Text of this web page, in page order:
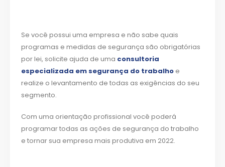
Se você possui uma empresa e não sabe quais
programas e medidas de segurança são obrigatórias
por lei, solicite ajuda de uma consultoria
especializada em segurança do trabalho e
realize o levantamento de todas as exigências do seu
segmento.
Com uma orientação profissional você poderá
programar todas as ações de segurança do trabalho
e tornar sua empresa mais produtiva em 2022.